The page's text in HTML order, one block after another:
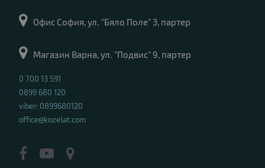
Офис София, ул. "Бяло Поле" 3, партер
Магазин Варна, ул. "Подвис" 9, партер
0 700 13 591
0899 680 120
viber: 0899680120
office@kozelat.com